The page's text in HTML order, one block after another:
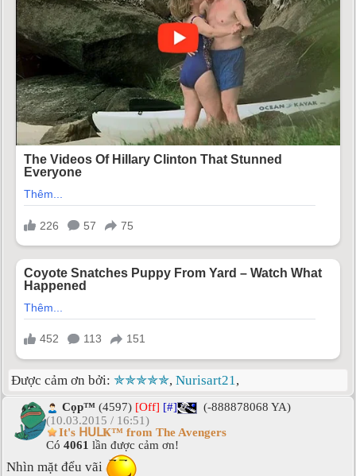
Được cảm ơn bởi: ✯✯✯✯✯, Nurisart21,
Cọp™ (4597) [Off] [#]
(-888878068 YA)
(10.03.2015 / 16:51)
It's ᕼᑌᒪҜ™ from The Avengers
Có 4061 lần được cảm ơn!
Nhìn mặt đểu vãi